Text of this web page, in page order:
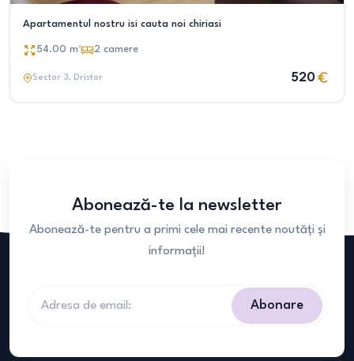
Apartamentul nostru isi cauta noi chiriasi
54.00 m² 2 camere
Sector 3, Dristor 520
Abonează-te la newsletter
Abonează-te pentru a primi cele mai recente noutăți și
informații!
Abonare